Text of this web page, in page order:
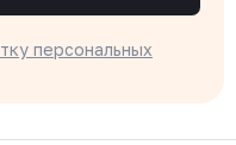
персональных